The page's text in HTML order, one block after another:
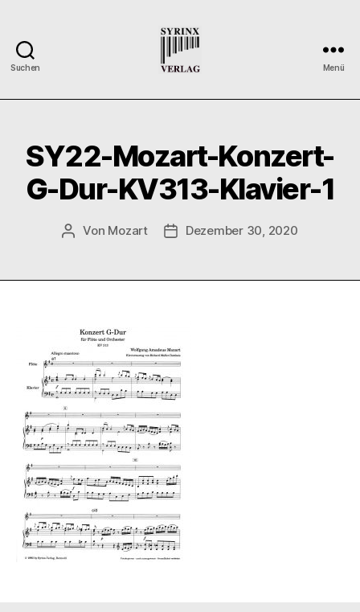
Suchen
Verlag
Verlag
der
Flötisten
Menü
SY22-Mozart-Konzert-
G-Dur-KV313-Klavier-1
Beitragsautor
Von Mozart Veröffentlichungsdatum
Dezember 30, 2020